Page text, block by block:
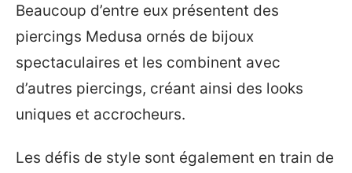
Beaucoup d’entre eux présentent des
piercings Medusa ornés de bijoux
spectaculaires et les combinent avec
d’autres piercings, créant ainsi des looks
uniques et accrocheurs.
Les défis de style sont également en train de